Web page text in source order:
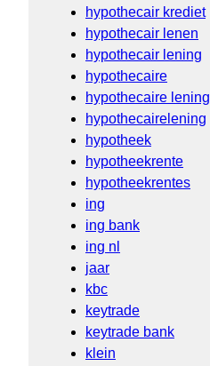
hypothecair krediet
hypothecair lenen
hypothecair lening
hypothecaire
hypothecaire lening
hypothecairelening
hypotheek
hypotheekrente
hypotheekrentes
ing
ing bank
ing nl
jaar
kbc
keytrade
keytrade bank
klein